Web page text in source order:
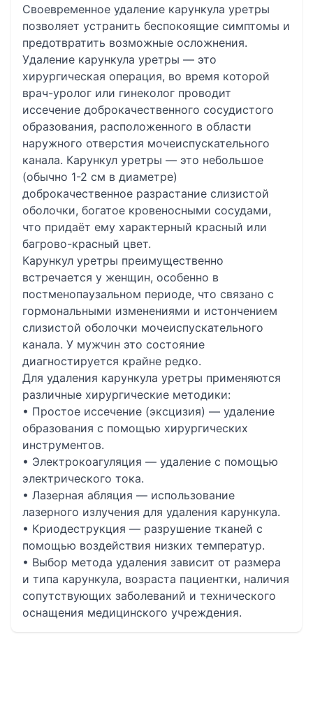
Своевременное удаление карункула уретры
позволяет устранить беспокоящие симптомы и
предотвратить возможные осложнения.
Удаление карункула уретры — это
хирургическая операция, во время которой
врач-уролог или гинеколог проводит
иссечение доброкачественного сосудистого
образования, расположенного в области
наружного отверстия мочеиспускательного
канала. Карункул уретры — это небольшое
(обычно 1-2 см в диаметре)
доброкачественное разрастание слизистой
оболочки, богатое кровеносными сосудами,
что придаёт ему характерный красный или
багрово-красный цвет.
Карункул уретры преимущественно
встречается у женщин, особенно в
постменопаузальном периоде, что связано с
гормональными изменениями и истончением
слизистой оболочки мочеиспускательного
канала. У мужчин это состояние
диагностируется крайне редко.
Для удаления карункула уретры применяются
различные хирургические методики:
• Простое иссечение (эксцизия) — удаление
образования с помощью хирургических
инструментов.
• Электрокоагуляция — удаление с помощью
электрического тока.
• Лазерная абляция — использование
лазерного излучения для удаления карункула.
• Криодеструкция — разрушение тканей с
помощью воздействия низких температур.
• Выбор метода удаления зависит от размера
и типа карункула, возраста пациентки, наличия
сопутствующих заболеваний и технического
оснащения медицинского учреждения.